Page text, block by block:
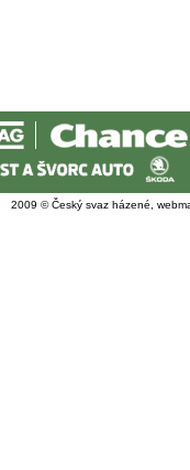
2009 © Český svaz házené,